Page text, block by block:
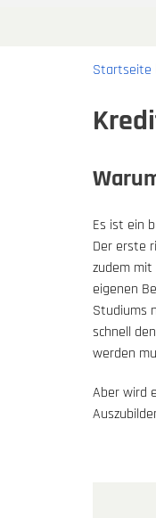
Startseite
Es ist ein
Der erste
zudem
eigenen
Studiums
schnell
werden
Aber wird